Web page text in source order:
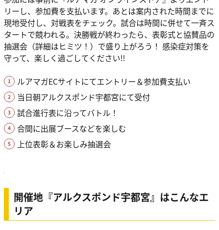
リーし、参加費を支払います。あとは案内された時間までに
現地受付し、対戦表をチェック。試合は時間に併せて一斉ス
タートで競われる。決勝戦が終わったら、表彰式と協賛品の
抽選会（詳細はヒミツ！）で盛り上がろう！ 感染症対策を
守って、楽しく過ごしてください!!
ルアマガECサイトにてエントリー＆参加費支払い
当日朝アルクスポンド宇都宮にて受付
試合進行表に沿ってバトル！
合間に出展ブースなどを楽しむ
上位表彰＆お楽しみ抽選会
開催地『アルクスポンド宇都宮』はこんなエ
リア